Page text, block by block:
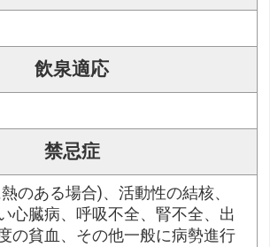
飲泉適応
禁忌症
のある場合)、活動性の結核、
心臓病、呼吸不全、腎不全、出
の貧血、その他一般に病勢進行